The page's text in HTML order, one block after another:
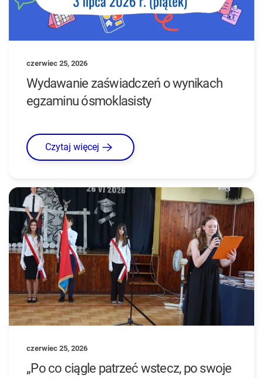
czerwiec 25, 2026
Wydawanie zaświadczeń o wynikach
egzaminu ósmoklasisty
Czytaj więcej
czerwiec 25, 2026
„Po co ciągle patrzeć wstecz, po swoje